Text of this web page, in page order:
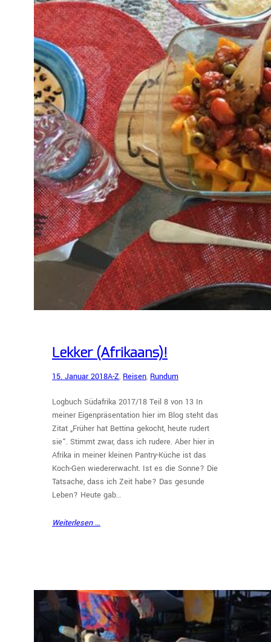
Lekker (Afrikaans)!
15. Januar 2018A-Z, Reisen, Rundum
Logbuch Südafrika 2017/18 Teil 8 von 13 In
meiner Eigenpräsentation hier im Blog steht das
Zitat „Früher hat Bettina gekocht, heute rudert
sie“. Stimmt zwar, dass ich rudere. Aber hier in
Afrika in meiner kleinen Pantry-Küche ist das
Koch-Gen wiedererwacht. Ist es die Sonne? Die
Tatsache, dass ich Zeit habe? Das gesunde
Leben? Heute gab…
Weiterlesen …